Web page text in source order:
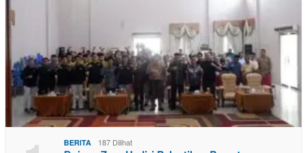
BERITA 187 Dilihat